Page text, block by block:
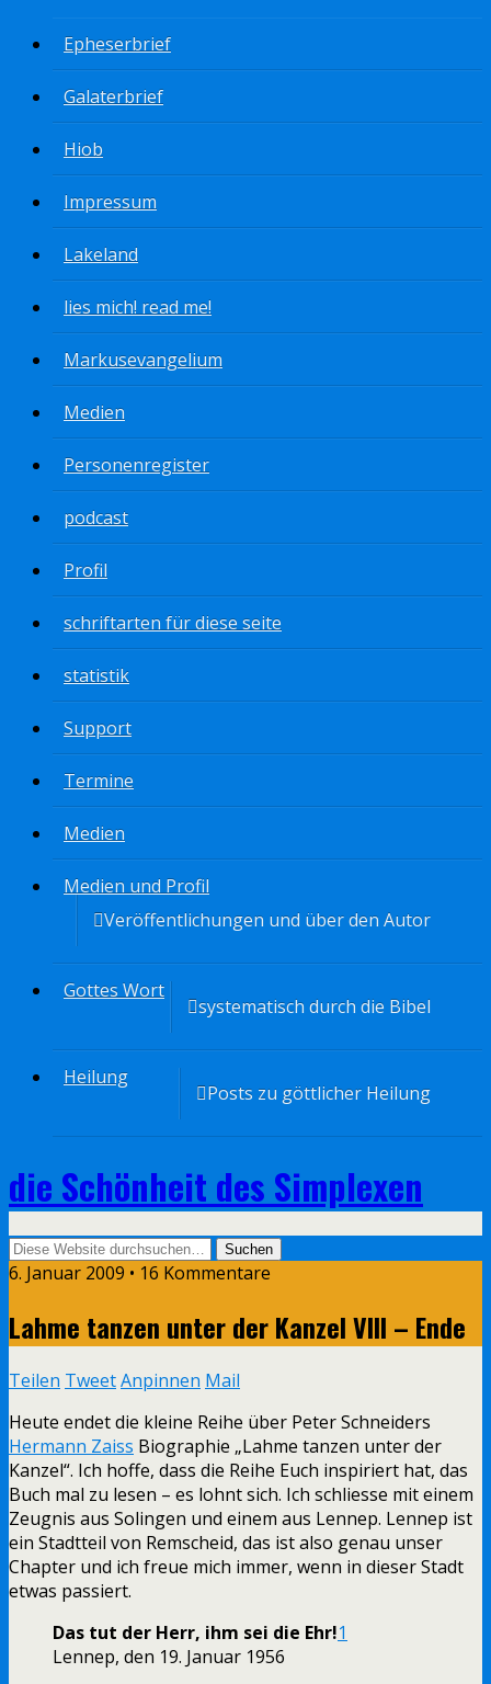
Epheserbrief
Galaterbrief
Hiob
Impressum
Lakeland
lies mich! read me!
Markusevangelium
Medien
Personenregister
podcast
Profil
schriftarten für diese seite
statistik
Support
Termine
Medien
Medien und Profil
Veröffentlichungen und über den Autor
Gottes Wort
systematisch durch die Bibel
Heilung
Posts zu göttlicher Heilung
die Schönheit des Simplexen
6. Januar 2009 • 16 Kommentare
Lahme tanzen unter der Kanzel VIII – Ende
Teilen TweetAnpinnen Mail
Heute endet die kleine Reihe über Peter Schneiders
Hermann Zaiss Biographie „Lahme tanzen unter der
Kanzel“. Ich hoffe, dass die Reihe Euch inspiriert hat, das
Buch mal zu lesen – es lohnt sich. Ich schliesse mit einem
Zeugnis aus Solingen und einem aus Lennep. Lennep ist
ein Stadtteil von Remscheid, das ist also genau unser
Chapter und ich freue mich immer, wenn in dieser Stadt
etwas passiert.
Das tut der Herr, ihm sei die Ehr!1
Lennep, den 19. Januar 1956